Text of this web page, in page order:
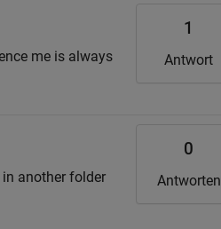
me is always
1
Antwort
another folder
0
Antworten